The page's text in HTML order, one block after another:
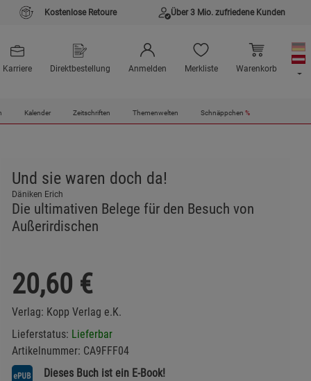
Kostenlose Retoure Über 3 Mio. zufriedene Kunden
Karriere Direktbestellung Anmelden Merkliste Warenkorb
Kalender Zeitschriften Themenwelten Schnäppchen %
Und sie waren doch da!
Däniken Erich
Die ultimativen Belege für den Besuch von
Außerirdischen
20,60 €
Verlag: Kopp Verlag e.K.
Lieferstatus: Lieferbar
Artikelnummer: CA9FFF04
Dieses Buch ist ein E-Book!